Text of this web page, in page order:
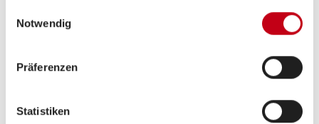
Notwendig
Präferenzen
Statistiken
Fahrradträger für 2 Räder
Markise